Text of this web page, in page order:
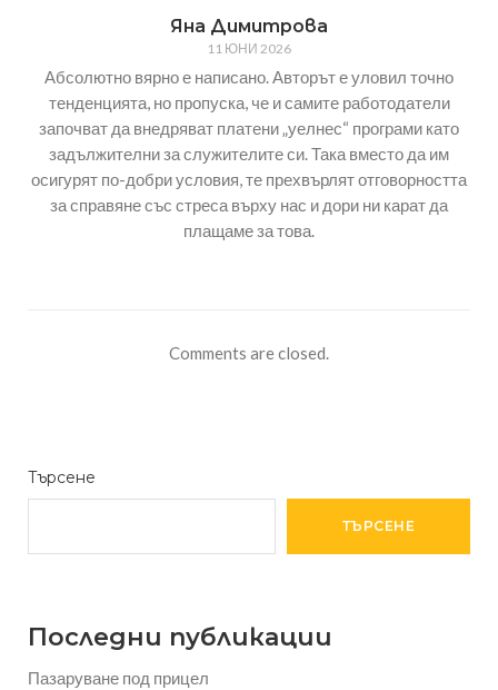
Яна Димитрова
11 ЮНИ 2026
Абсолютно вярно е написано. Авторът е уловил точно
тенденцията, но пропуска, че и самите работодатели
започват да внедряват платени „уелнес“ програми като
задължителни за служителите си. Така вместо да им
осигурят по-добри условия, те прехвърлят отговорността
за справяне със стреса върху нас и дори ни карат да
плащаме за това.
Comments are closed.
Търсене
ТЪРСЕНЕ
Последни публикации
Пазаруване под прицел